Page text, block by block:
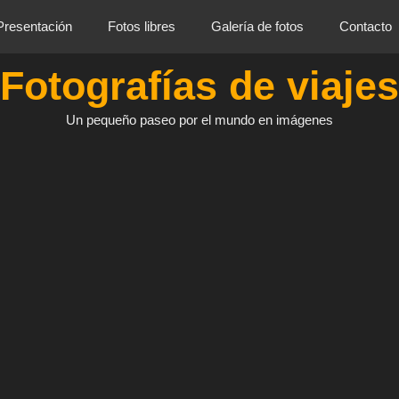
Fotos libres Galería de fotos Contacto
Fotografías de viajes
Un pequeño paseo por el mundo en imágenes